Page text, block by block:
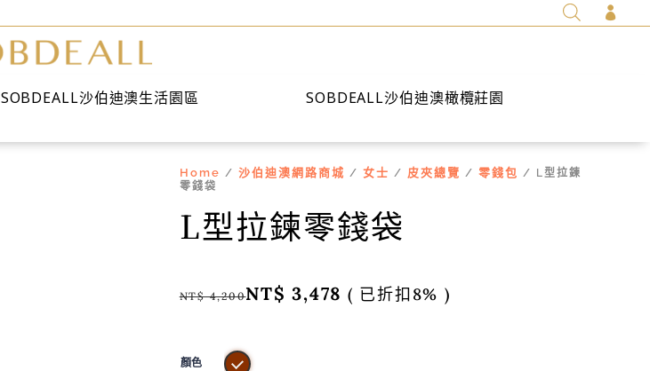

SOBDEALL沙伯迪澳生活園區 SOBDEALL沙伯迪澳橄欖莊園
Home / 沙伯迪澳網路商城 / 女士 / 皮夾總覽 / 零錢包 / L型拉鍊
零錢袋
L型拉鍊零錢袋
NT$4,200NT$ 3,478 ( 已折扣8% )
顏色